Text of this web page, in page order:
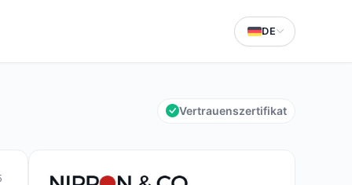
DE
Vertrauenszertifikat